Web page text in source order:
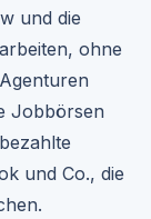
und die
ohne
Jobbörsen
und Co., die